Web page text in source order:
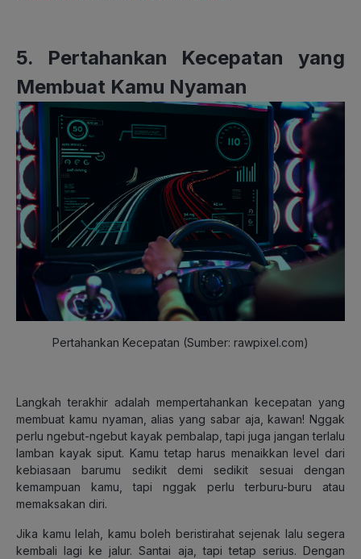
5. Pertahankan Kecepatan yang
Membuat Kamu Nyaman
Pertahankan Kecepatan (Sumber: rawpixel.com)
Langkah terakhir adalah mempertahankan kecepatan yang
membuat kamu nyaman, alias yang sabar aja, kawan! Nggak
perlu ngebut-ngebut kayak pembalap, tapi juga jangan terlalu
lamban kayak siput. Kamu tetap harus menaikkan level dari
kebiasaan barumu sedikit demi sedikit sesuai dengan
kemampuan kamu, tapi nggak perlu terburu-buru atau
memaksakan diri.
Jika kamu lelah, kamu boleh beristirahat sejenak lalu segera
kembali lagi ke jalur. Santai aja, tapi tetap serius. Dengan